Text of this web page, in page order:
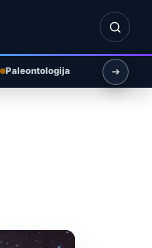
Otvori
Paleontologija